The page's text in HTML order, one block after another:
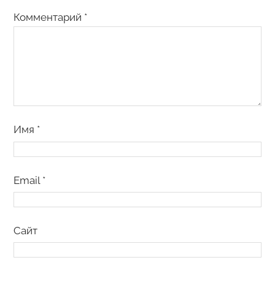
Комментарий *
Имя *
Email *
Сайт